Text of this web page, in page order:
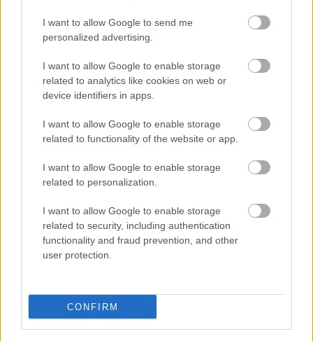
I want to allow Google to send me
personalized advertising.
I want to allow Google to enable storage
related to analytics like cookies on web or
device identifiers in apps.
I want to allow Google to enable storage
related to functionality of the website or app.
I want to allow Google to enable storage
related to personalization.
I want to allow Google to enable storage
related to security, including authentication
functionality and fraud prevention, and other
user protection.
CONFIRM
Jelenleg is tart (július 9-ig) a Christian Louboutin
munkássága előtt tisztelgő kiállítás, ahol húsz év
mint 200 cipő és táska mellett a tervezés kreatív
folyamatába is beleshetsz.
Honlap:http://designmuseum.org/
4. Oxford Street